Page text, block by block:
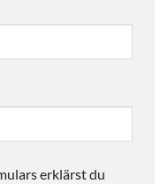
erklärst du